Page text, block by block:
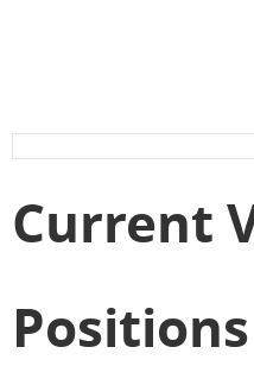
Current
Positions